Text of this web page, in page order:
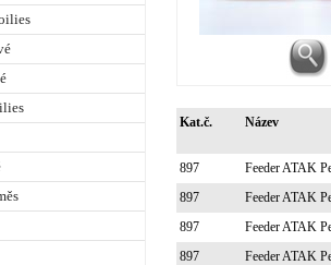
Kat.č. Název
897
Feeder ATAK
897
Feeder ATAK
897
Feeder ATAK
897
Feeder ATAK